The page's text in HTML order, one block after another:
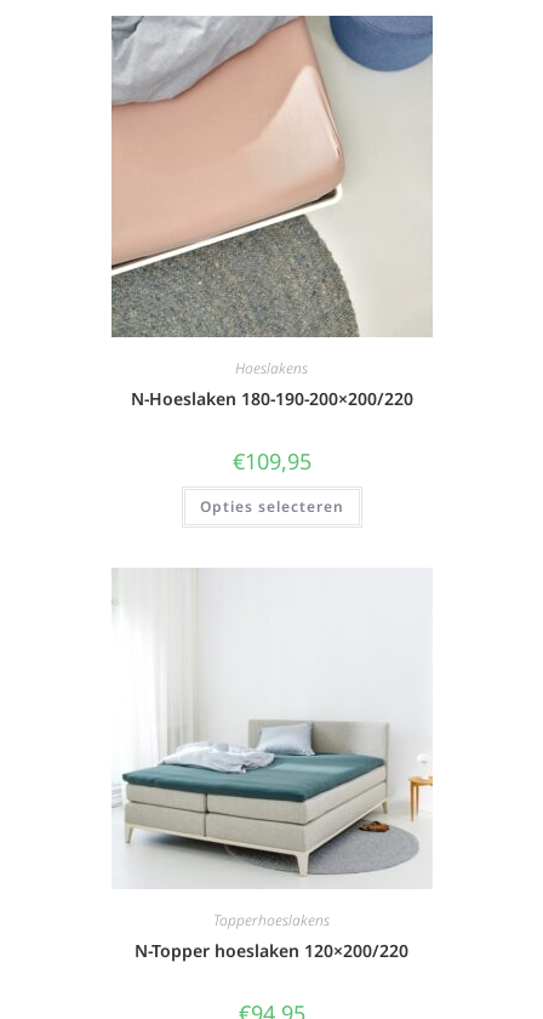
Hoeslakens
N-Hoeslaken 180-190-200×200/220
€109,95
Opties selecteren
Topperhoeslakens
N-Topper hoeslaken 120×200/220
€94,95